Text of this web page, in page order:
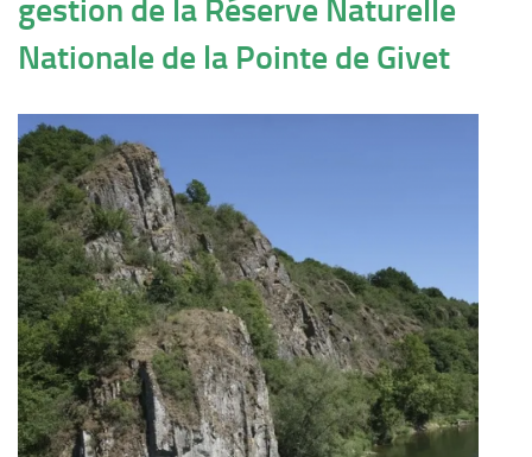
Nationale de la Pointe de Givet